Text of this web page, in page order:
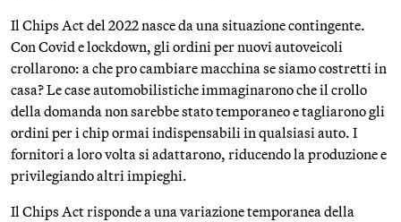
Il Chips Act del 2022 nasce da una situazione contingente.
Con Covid e lockdown, gli ordini per nuovi autoveicoli
crollarono: a che pro cambiare macchina se siamo costretti in
casa? Le case automobilistiche immaginarono che il crollo
della domanda non sarebbe stato temporaneo e tagliarono gli
ordini per i chip ormai indispensabili in qualsiasi auto. I
fornitori a loro volta si adattarono, riducendo la produzione e
privilegiando altri impieghi.
Il Chips Act risponde a una variazione temporanea della